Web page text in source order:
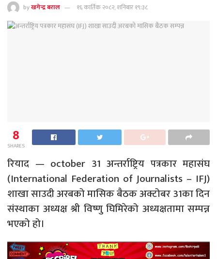
byखगेन्द्र बराल १६ कार्तिक २०८२, शनिबार १९:३८
8
SHARES
रियाद — october 31 अन्तर्राष्ट्रिय पत्रकार महासंघ
(International Federation of Journalists – IFJ)
शाखा साउदी अरबको मासिक बैठक अक्टोबर 31का दिन
संस्थाका अध्यक्ष श्री विष्णु घिमिरेको अध्यक्षतामा सम्पन्न
भएको हो।